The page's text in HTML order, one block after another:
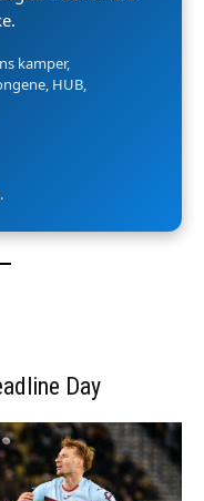
kamper,
HUB,
Day